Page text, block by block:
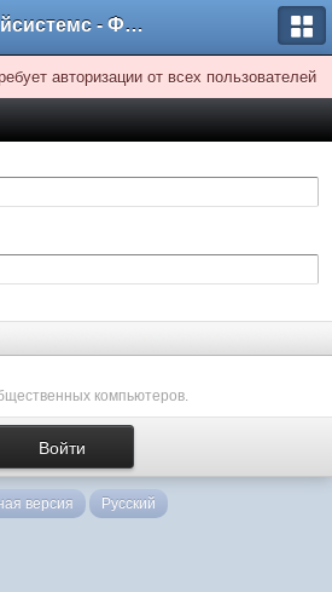
Кейсистемс - Форумы
авторизации от всех пользователей
компьютеров.
версия Русский